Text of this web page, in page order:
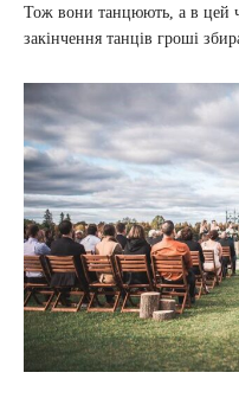
Тож вони танцюють, а в цей
закінчення танців гроші